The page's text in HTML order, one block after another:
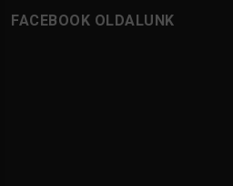
FACEBOOK OLDALUNK